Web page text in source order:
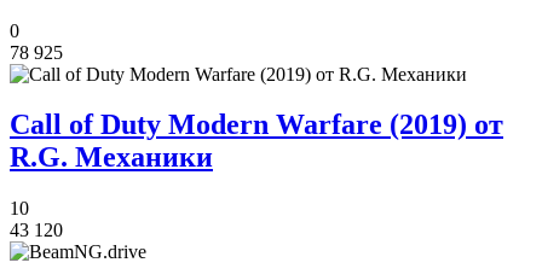
0
78 925
Call of Duty Modern Warfare (2019) от
R.G. Механики
10
43 120